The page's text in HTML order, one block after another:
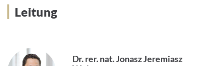
Leitung
Dr. rer. nat. Jonasz Jeremiasz